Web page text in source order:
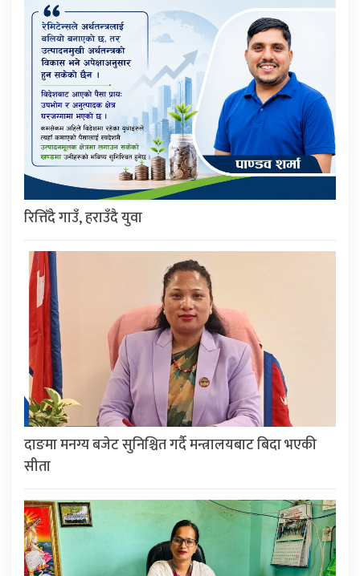
रित्तिँदै गाउँ, हराउँदै युवा
दाङमा मनग्य बजेट सुनिश्चित गर्दै मन्त्रालयबाट बिदा भएकी
सीता